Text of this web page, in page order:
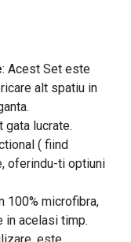
: Acest Set este
alt spatiu in
gata lucrate.
( fiind
oferindu-ti optiuni
100% microfibra,
acelasi timp.